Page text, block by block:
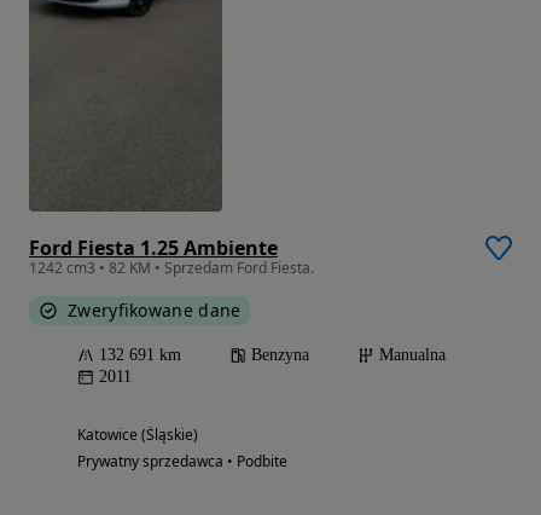
Ford Fiesta 1.25 Ambiente
1242 cm3 • 82 KM • Sprzedam Ford Fiesta.
Zweryfikowane dane
132 691 km Benzyna
Manualna
2011
Katowice (Śląskie)
Prywatny sprzedawca • Podbite